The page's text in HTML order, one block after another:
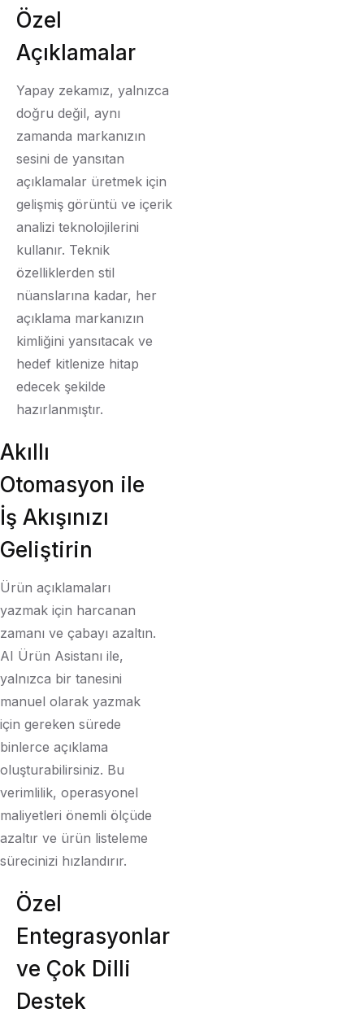
Özel
Açıklamalar
Yapay zekamız, yalnızca
doğru değil, aynı
zamanda markanızın
sesini de yansıtan
açıklamalar üretmek için
gelişmiş görüntü ve içerik
analizi teknolojilerini
kullanır. Teknik
özelliklerden stil
nüanslarına kadar, her
açıklama markanızın
kimliğini yansıtacak ve
hedef kitlenize hitap
edecek şekilde
hazırlanmıştır.
Akıllı
Otomasyon ile
İş Akışınızı
Geliştirin
Ürün açıklamaları
yazmak için harcanan
zamanı ve çabayı azaltın.
AI Ürün Asistanı ile,
yalnızca bir tanesini
manuel olarak yazmak
için gereken sürede
binlerce açıklama
oluşturabilirsiniz. Bu
verimlilik, operasyonel
maliyetleri önemli ölçüde
azaltır ve ürün listeleme
sürecinizi hızlandırır.
Özel
Entegrasyonlar
ve Çok Dilli
Destek